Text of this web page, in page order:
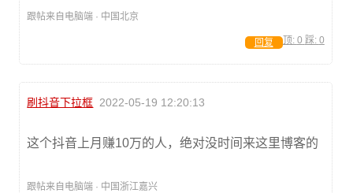
跟帖来自电脑端 · 中国北京
顶: 0 踩: 0
回复
刷抖音下拉框 2022-05-19 12:20:13
这个抖音上月赚10万的人，绝对没时间来这里博客的
跟帖来自电脑端 · 中国浙江嘉兴